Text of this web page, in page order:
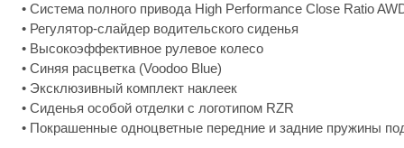
• Система полного привода High Performance Close Ratio
• Регулятор-слайдер водительского сиденья
• Высокоэффективное рулевое колесо
• Синяя расцветка (Voodoo Blue)
• Эксклюзивный комплект наклеек
• Сиденья особой отделки с логотипом RZR
• Покрашенные одноцветные передние и задние пружины